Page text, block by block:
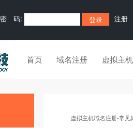
密 码: 注册
首页 域名注册 虚拟主机
虚拟主机域名注册-常见